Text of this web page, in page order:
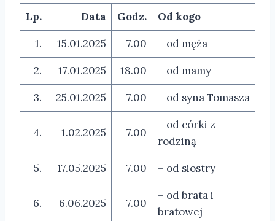
Lp. Data Godz.
Od kogo
1.
15.01.2025 7.00
– od męża
2.
17.01.2025 18.00
– od mamy
3.
25.01.2025 7.00 – od syna Tomasza
4. 1.02.2025 7.00
– od córki z
rodziną
5.
17.05.2025 7.00 – od siostry
6. 6.06.2025 7.00
– od brata i
bratowej